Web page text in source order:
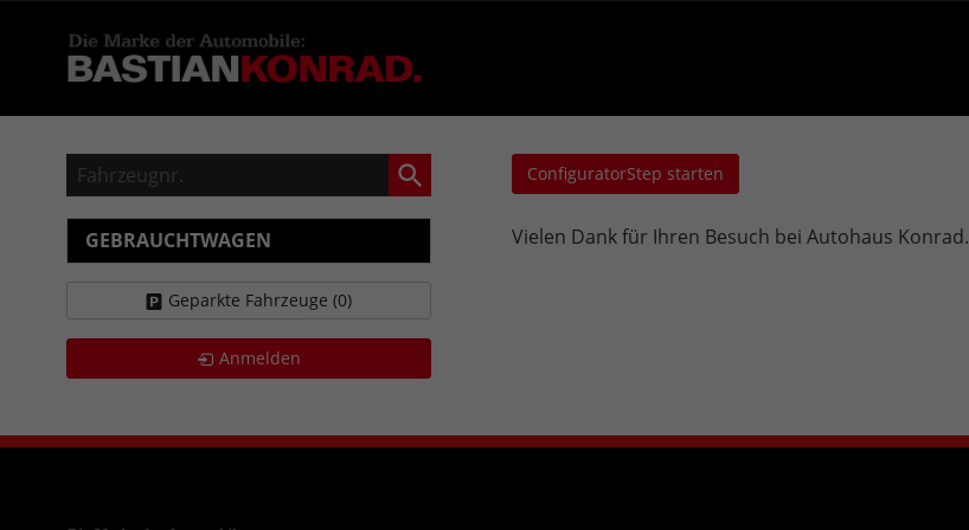
ConfiguratorStep starten
Vielen Dank für Ihren Besuch bei Autohaus Konrad.
Fahrzeugnr.
GEBRAUCHTWAGEN
Geparkte Fahrzeuge (0)
Anmelden